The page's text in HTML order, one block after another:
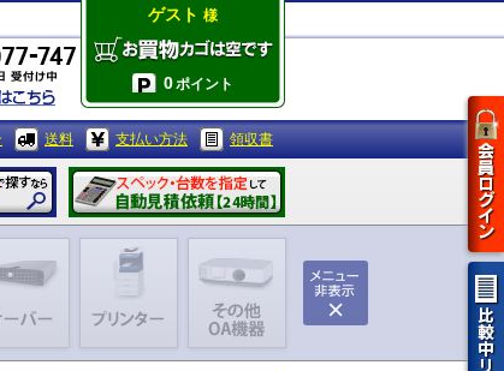
ゲスト 様
0ポイント
送料 支払い方法 領収書